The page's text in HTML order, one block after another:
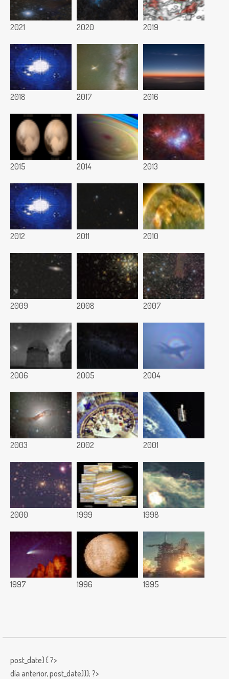
2021 2020 2019
2018 2017 2016
2015 2014 2013
2012 2011 2010
2009 2008 2007
2006 2005 2004
2003 2002 2001
2000 1999 1998
1997 1996 1995
post_date) { ?>
día anterior,post_date))); ?>